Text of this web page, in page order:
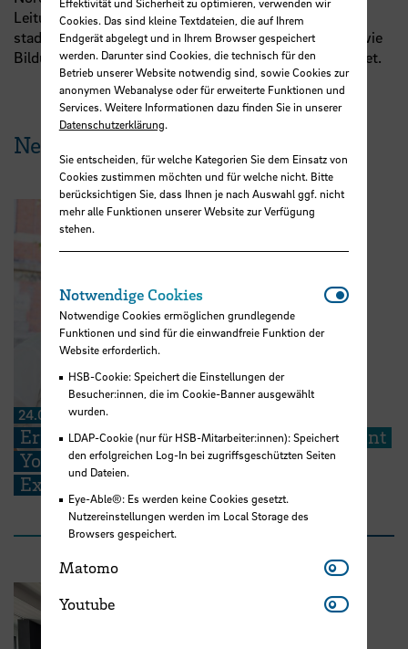
Leitung vonProf. Dr.Jürgen Knies Potentiale für eine
stadtweite und quartiersbezogene Transformation sowie
Bildungsformate für nachhaltige Entwicklung erarbeitet.
News aus der HSB
24.07.2026
Erfolg in Florenz: HSB-Doktorand gewinnt
Young Scientist Award der Society for
Experimental Biology
Cookies. Das sind kleine Textdateien, die auf Ihrem
Endgerät abgelegt und in Ihrem Browser gespeichert
werden. Darunter sind Cookies, die technisch für den
Betrieb unserer Website notwendig sind, sowie Cookies zur
anonymen Webanalyse oder für erweiterte Funktionen und
Services. Weitere Informationen dazu finden Sie in unserer
Datenschutzerklärung.
Sie entscheiden, für welche Kategorien Sie dem Einsatz von
Cookies zustimmen möchten und für welche nicht. Bitte
berücksichtigen Sie, dass Ihnen je nach Auswahl ggf. nicht
mehr alle Funktionen unserer Website zur Verfügung
stehen.
Notwendige Cookies
Notwendige Cookies ermöglichen grundlegende
Funktionen und sind für die einwandfreie Funktion der
Website erforderlich.
HSB-Cookie: Speichert die Einstellungen der
Besucher:innen, die im Cookie-Banner ausgewählt
wurden.
LDAP-Cookie (nur für HSB-Mitarbeiter:innen): Speichert
den erfolgreichen Log-In bei zugriffsgeschützten Seiten
und Dateien.
Eye-Able®: Es werden keine Cookies gesetzt.
Nutzereinstellungen werden im Local Storage des
Browsers gespeichert.
Matomo Matomo
Youtube Youtube